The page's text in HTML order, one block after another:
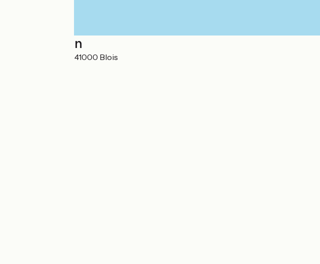
Localisation
116 Rue Albert 1er 41000 Blois